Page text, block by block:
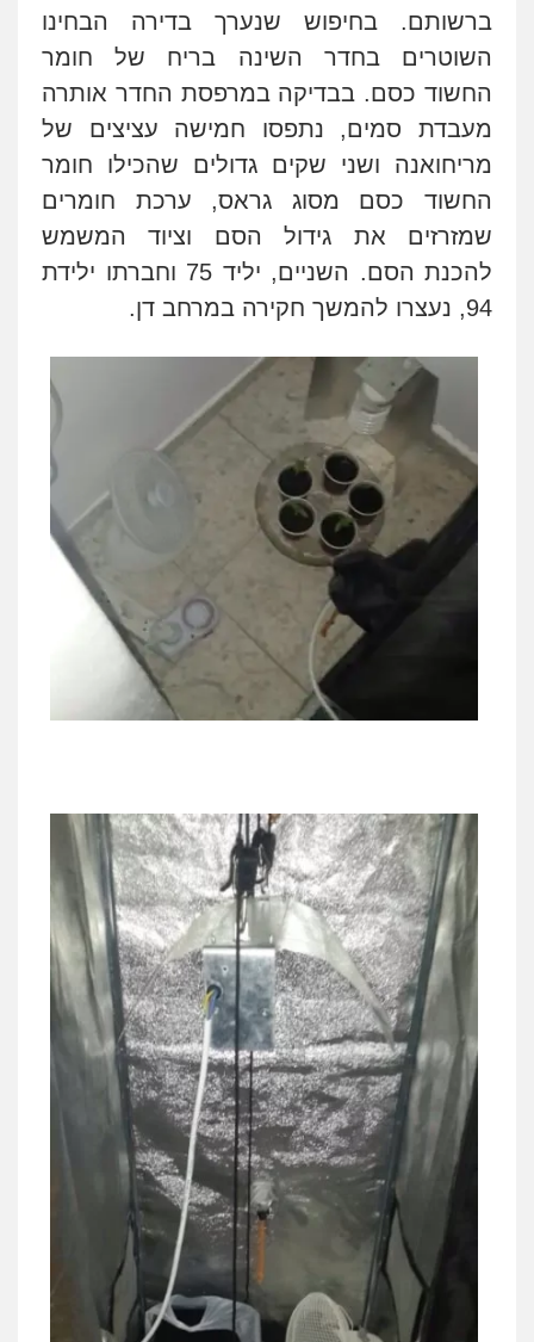
ברשותם. בחיפוש שנערך בדירה הבחינו
השוטרים בחדר השינה בריח של חומר
החשוד כסם. בבדיקה במרפסת החדר אותרה
מעבדת סמים, נתפסו חמישה עציצים של
מריחואנה ושני שקים גדולים שהכילו חומר
החשוד כסם מסוג גראס, ערכת חומרים
שמזרזים את גידול הסם וציוד המשמש
להכנת הסם. השניים, יליד 75 וחברתו ילידת
94, נעצרו להמשך חקירה במרחב דן
.
צילום עורכי דין שירותים מקצועיים לעורכי
דין
0504578527
רונן הלל – מוניטין
מחיקת כתבות מגוגל ודחיקת אזכורים
שליליים
שירותים מקצועיים לעורכי דין
0522508109
אחסון אתרים
מהירות הגנה גיבוי תמיכה שירותים
מקצועיים לעורכי דין
מרכז התחלה חדשה
עבירות מין שירותים מקצועיים
לעורכי דין
0544500346